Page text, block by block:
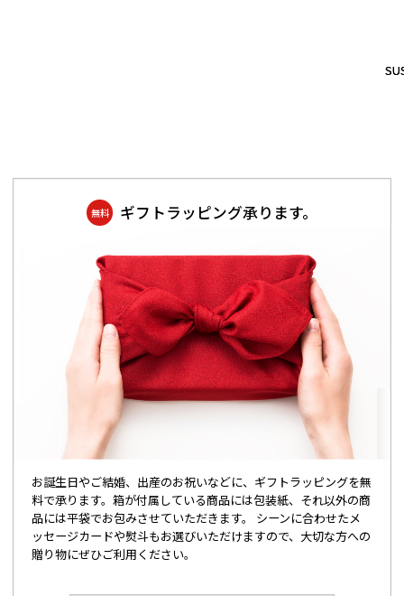
無料 ギフトラッピング承ります。
お誕生日やご結婚、出産のお祝いなどに、ギフトラッピングを無
料で承ります。箱が付属している商品には包装紙、それ以外の商
品には平袋でお包みさせていただきます。 シーンに合わせたメ
ッセージカードや熨斗もお選びいただけますので、大切な方への
贈り物にぜひご利用ください。